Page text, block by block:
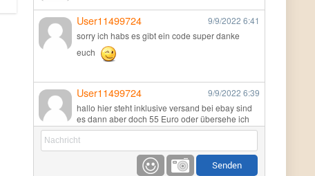
User11499724 9/9/2022 6:41
sorry ich habs es gibt ein code super danke
euch
User11499724 9/9/2022 6:39
hallo hier steht inklusive versand bei ebay sind
es dann aber doch 55 Euro oder übersehe ich
etwas